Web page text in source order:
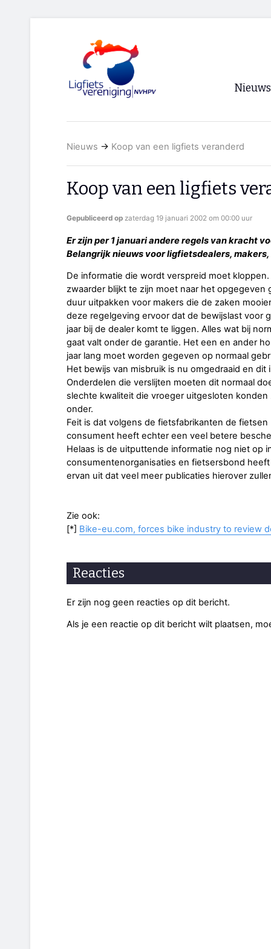
Nieuws
Nieuws → Koop van een ligfiets veranderd
Koop van een ligfiets
Gepubliceerd op zaterdag 19 januari 2002 om 00:00 uur
Er zijn per 1 januari andere regels van kracht
Belangrijk nieuws voor ligfietsdealers, makers,
De informatie die wordt verspreid moet
zwaarder blijkt te zijn moet naar het
duur uitpakken voor makers die de zaken
deze regelgeving ervoor dat de bewijslast voor
jaar bij de dealer komt te liggen. Alles wat bij
gaat valt onder de garantie. Het een en ander
jaar lang moet worden gegeven op normaal
Het bewijs van misbruik is nu omgedraaid en dit
Onderdelen die verslijten moeten dit normaal
slechte kwaliteit die vroeger uitgesloten konden
onder.
Feit is dat volgens de fietsfabrikanten de
consument heeft echter een veel betere
Helaas is de uitputtende informatie nog niet op
consumentenorganisaties en fietsersbond
ervan uit dat veel meer publicaties hierover
Zie ook:
[*] Bike-eu.com, forces bike industry to review
Reacties
Er zijn nog geen reacties op dit bericht.
Als je een reactie op dit bericht wilt plaatsen,